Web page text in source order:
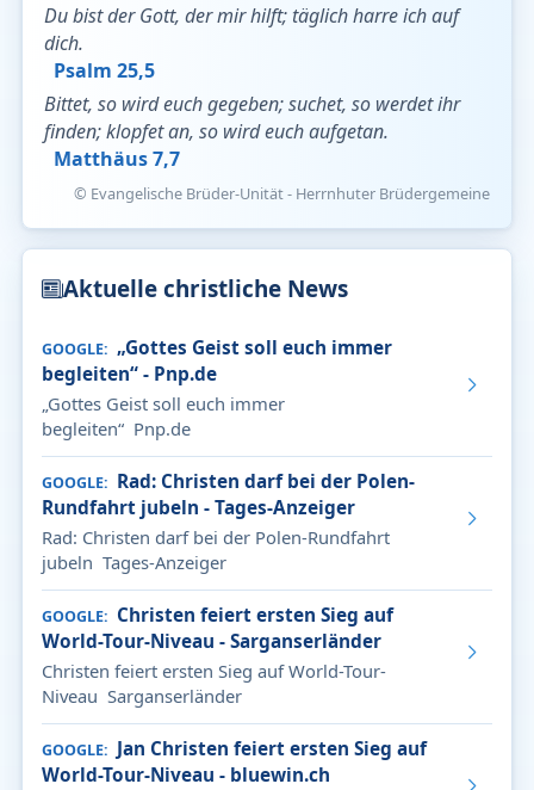
Du bist der Gott, der mir hilft; täglich harre ich auf
dich.
Psalm 25,5
Bittet, so wird euch gegeben; suchet, so werdet ihr
finden; klopfet an, so wird euch aufgetan.
Matthäus 7,7
© Evangelische Brüder-Unität - Herrnhuter Brüdergemeine
Aktuelle christliche News
GOOGLE
„Gottes Geist soll euch immer
begleiten“ - Pnp.de
„Gottes Geist soll euch immer
begleiten“ Pnp.de
GOOGLE
Rad: Christen darf bei der Polen-
Rundfahrt jubeln - Tages-Anzeiger
Rad: Christen darf bei der Polen-Rundfahrt
jubeln Tages-Anzeiger
GOOGLE
Christen feiert ersten Sieg auf
World-Tour-Niveau - Sarganserländer
Christen feiert ersten Sieg auf World-Tour-
Niveau Sarganserländer
GOOGLE
Jan Christen feiert ersten Sieg auf
World-Tour-Niveau - bluewin.ch